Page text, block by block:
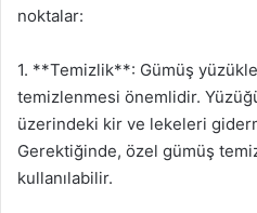
noktalar:
1. **Temizlik**: Gümüş
temizlenmesi önemlidir.
üzerindeki kir ve lekeleri
Gerektiğinde, özel gümüş
kullanılabilir.